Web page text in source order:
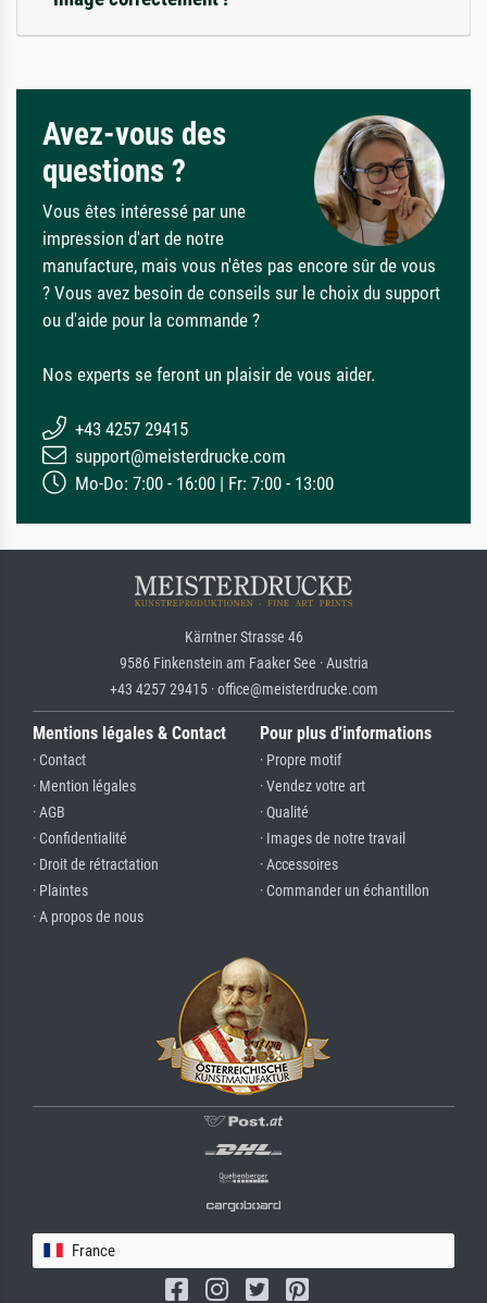
Avez-vous des
questions ?
Vous êtes intéressé par une
impression d'art de notre
manufacture, mais vous n'êtes pas encore sûr de vous
? Vous avez besoin de conseils sur le choix du support
ou d'aide pour la commande ?
Nos experts se feront un plaisir de vous aider.
+43 4257 29415
support@meisterdrucke.com
Mo-Do: 7:00 - 16:00 | Fr: 7:00 - 13:00
Kärntner Strasse 46
9586 Finkenstein am Faaker See · Austria
+43 4257 29415 · office@meisterdrucke.com
Mentions légales & Contact
· Contact
· Mention légales
· AGB
· Confidentialité
· Droit de rétractation
· Plaintes
· A propos de nous
Pour plus d'informations
· Propre motif
· Vendez votre art
· Qualité
· Images de notre travail
· Accessoires
· Commander un échantillon
France